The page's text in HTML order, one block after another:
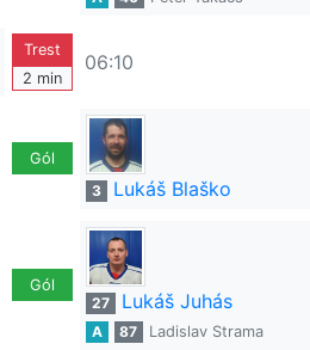
Trest
2 min
06:10
Gól
3
Lukáš Blaško
Gól
27
Lukáš Juhás
A 87 Ladislav Strama